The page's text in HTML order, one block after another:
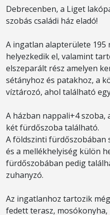
Debrecenben, a Liget
szobás családi ház eladó!
A ingatlan alapterülete 195
helyezkedik el, valamint
elszeparált rész amelyen
sétányhoz és patakhoz, a
víztározó, ahol található
A házban nappali+4 szoba,
két fürdőszoba található.
A földszinti
és a mellékhelyiség külön
fürdőszobában pedig
zuhanyzó.
Az ingatlanhoz tartozik
fedett terasz,